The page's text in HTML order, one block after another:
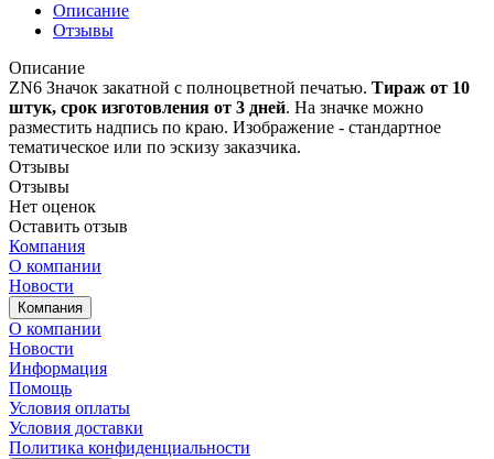
Описание
Отзывы
Описание
ZN6 Значок закатной с полноцветной печатью. Тираж от 10
штук, срок изготовления от 3 дней. На значке можно
разместить надпись по краю. Изображение - стандартное
тематическое или по эскизу заказчика.
Отзывы
Отзывы
Нет оценок
Оставить отзыв
Компания
О компании
Новости
Компания
О компании
Новости
Информация
Помощь
Условия оплаты
Условия доставки
Политика конфиденциальности